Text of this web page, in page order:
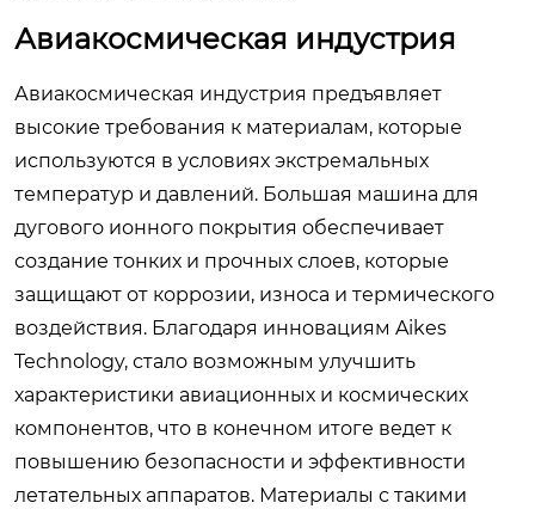
Авиакосмическая индустрия
Авиакосмическая индустрия предъявляет
высокие требования к материалам, которые
используются в условиях экстремальных
температур и давлений. Большая машина для
дугового ионного покрытия обеспечивает
создание тонких и прочных слоев, которые
защищают от коррозии, износа и термического
воздействия. Благодаря инновациям Aikes
Technology, стало возможным улучшить
характеристики авиационных и космических
компонентов, что в конечном итоге ведет к
повышению безопасности и эффективности
летательных аппаратов. Материалы с такими